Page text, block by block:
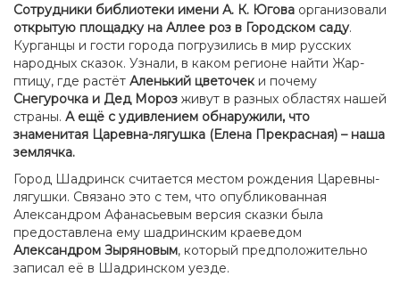
Сотрудники библиотеки имени А. К. Югова организовали
открытую площадку на Аллее роз в Городском саду.
Курганцы и гости города погрузились в мир русских
народных сказок. Узнали, в каком регионе найти Жар-
птицу, где растёт Аленький цветочек и почему
Снегурочка и Дед Мороз живут в разных областях нашей
страны. А ещё с удивлением обнаружили, что
знаменитая Царевна-лягушка (Елена Прекрасная) – наша
землячка.
Город Шадринск считается местом рождения Царевны-
лягушки. Связано это с тем, что опубликованная
Александром Афанасьевым версия сказки была
предоставлена ему шадринским краеведом
Александром Зыряновым, который предположительно
записал её в Шадринском уезде.